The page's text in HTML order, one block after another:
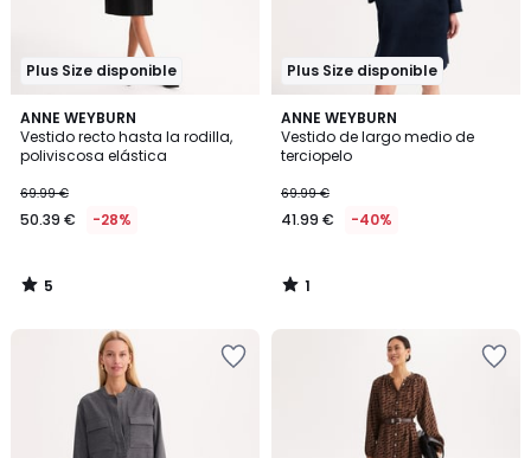
Plus Size disponible
ANNE WEYBURN
Vestido recto hasta la rodilla,
poliviscosa elástica
69.99 €
50.39 € -28%
5
/
5
5
/
Plus Size disponible
ANNE WEYBURN
Vestido de largo medio de
terciopelo
69.99 €
41.99 € -40%
1
/
5
1
/